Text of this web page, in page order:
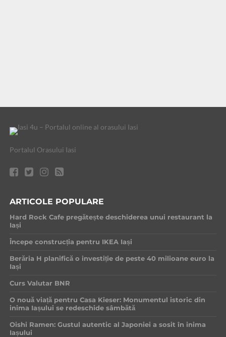
Portalul Orasului Iasi
ARTICOLE POPULARE
Hard Rock Cafe pregătește deschiderea unui restaurant la
Iași
Începe construcția pentru IKEA Iași
Berăria H planifică o investiție de peste 40 milioane euro la
Iași
Curs Valutar BNR
O nouă viață pentru Casa Kieser: Monumentul istoric din
inima Iașului se redeschide sâmbătă
Oishi Ramen: Gustul autentic al Japoniei a sosit în inima
Iașului